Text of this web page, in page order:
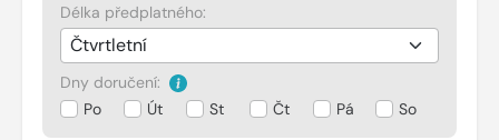
Délka předplatného:
Dny doručení:
Po
Út St Čt Pá So